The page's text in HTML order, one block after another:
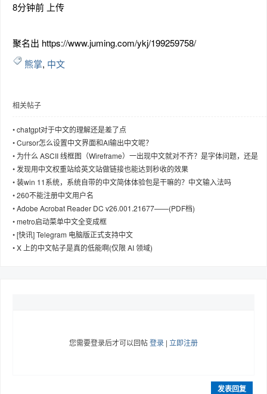
8分钟前 上传
聚名出 https://www.juming.com/ykj/199259758/
熊掌, 中文
相关帖子
•chatgpt对于中文的理解还是差了点
•Cursor怎么设置中文界面和AI输出中文呢？
• 为什么 ASCII 线框图（Wireframe）一出现中文就对不齐？是字体问题，还是
Unicode 字符宽度导致的？
• 发现用中文权重站给英文站做链接也能达到秒收的效果
•装win 11系统，系统自带的中文简体体验包是干嘛的？中文输入法吗
•260不能注册中文用户名
•Adobe Acrobat Reader DC v26.001.21677——(PDF档)
•metro启动菜单中文全变成框
•[快讯] Telegram 电脑版正式支持中文
•X 上的中文帖子是真的低能啊(仅限 AI 领域)
您需要登录后才可以回帖登录 | 立即注册
发表回复